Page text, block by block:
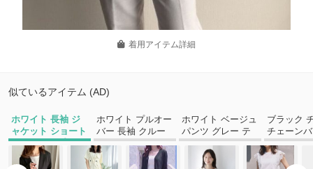
着用アイテム詳細